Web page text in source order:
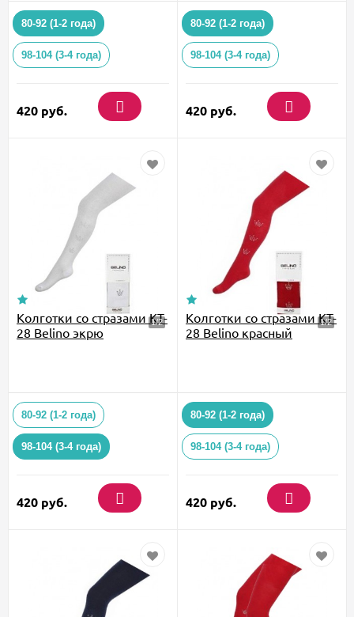
80-92 (1-2 года)
98-104 (3-4 года)
420 руб.
80-92 (1-2 года)
98-104 (3-4 года)
420 руб.
Колготки со стразами KT-
28 Belino экрю
80-92 (1-2 года)
98-104 (3-4 года)
420 руб.
Колготки со стразами KT-
28 Belino красный
80-92 (1-2 года)
98-104 (3-4 года)
420 руб.